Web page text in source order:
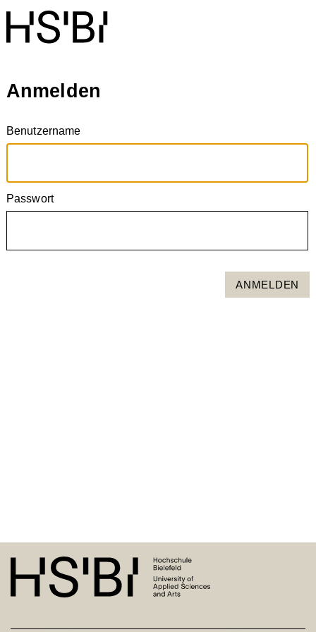
Anmelden
Benutzername
Passwort